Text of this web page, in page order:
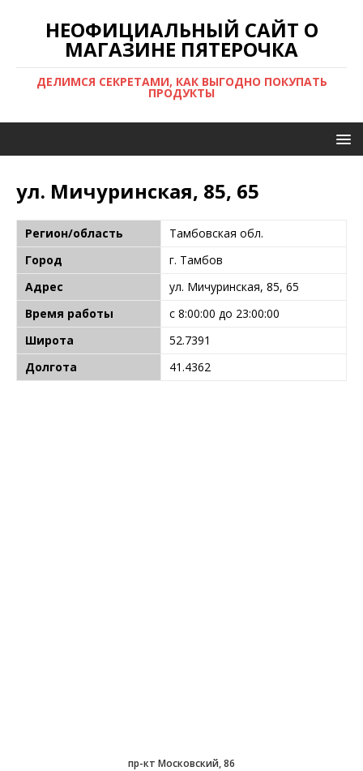
НЕОФИЦИАЛЬНЫЙ САЙТ О
МАГАЗИНЕ ПЯТЕРОЧКА
ДЕЛИМСЯ СЕКРЕТАМИ, КАК ВЫГОДНО ПОКУПАТЬ
ПРОДУКТЫ
ул. Мичуринская, 85, 65
Регион/область
Тамбовская обл.
Город
г. Тамбов
Адрес
ул. Мичуринская, 85, 65
Время работы
с 8:00:00 до 23:00:00
Широта
52.7391
Долгота
41.4362
пр-кт Московский, 86